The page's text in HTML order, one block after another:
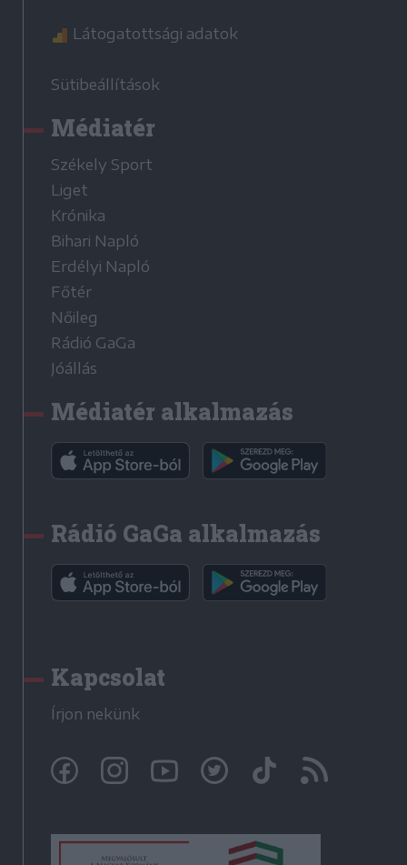
Látogatottsági adatok
Sütibeállítások
Médiatér
Székely Sport
Liget
Krónika
Bihari Napló
Erdélyi Napló
Főtér
Nőileg
Rádió GaGa
Jóállás
Médiatér alkalmazás
Rádió GaGa alkalmazás
Kapcsolat
Írjon nekünk